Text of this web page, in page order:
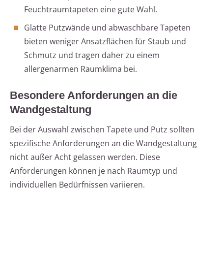
Feuchtraumtapeten eine gute Wahl.
Glatte Putzwände und abwaschbare Tapeten
bieten weniger Ansatzflächen für Staub und
Schmutz und tragen daher zu einem
allergenarmen Raumklima bei.
Besondere Anforderungen an die
Wandgestaltung
Bei der Auswahl zwischen Tapete und Putz sollten
spezifische Anforderungen an die Wandgestaltung
nicht außer Acht gelassen werden. Diese
Anforderungen können je nach Raumtyp und
individuellen Bedürfnissen variieren.